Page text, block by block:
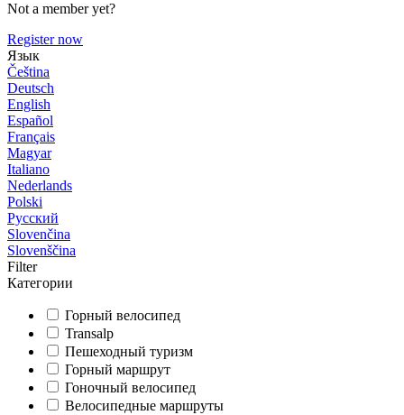
Not a member yet?
Register now
Язык
Čeština
Deutsch
English
Español
Français
Magyar
Italiano
Nederlands
Polski
Русский
Slovenčina
Slovenščina
Filter
Категории
Горный велосипед
Transalp
Пешеходный туризм
Горный маршрут
Гоночный велосипед
Велосипедные маршруты